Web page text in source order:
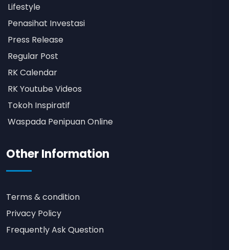
Lifestyle
Penasihat Investasi
Press Release
Regular Post
RK Calendar
RK Youtube Videos
Tokoh Inspiratif
Waspada Penipuan Online
Other Information
Terms & condition
Privacy Policy
Frequently Ask Question